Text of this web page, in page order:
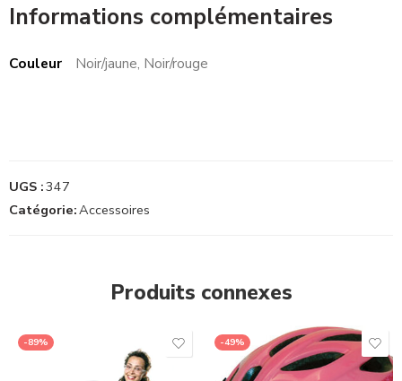
Informations complémentaires
Couleur Noir/jaune, Noir/rouge
UGS :347
Catégorie:Accessoires
Produits connexes
-89% -49%